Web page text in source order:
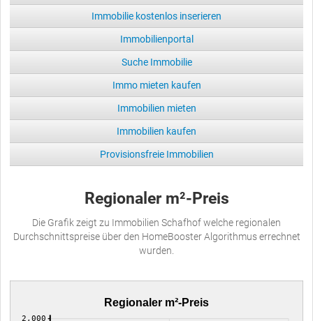
Immobilie kostenlos inserieren
Immobilienportal
Suche Immobilie
Immo mieten kaufen
Immobilien mieten
Immobilien kaufen
Provisionsfreie Immobilien
Regionaler m²-Preis
Die Grafik zeigt zu Immobilien Schafhof welche regionalen
Durchschnittspreise über den HomeBooster Algorithmus errechnet
wurden.
Regionaler m²-Preis
2,000